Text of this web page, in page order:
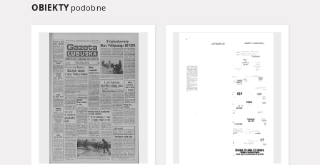
OBIEKTY podobne